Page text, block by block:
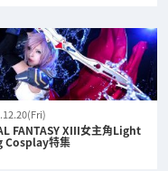
FANTASY XIII女主角Light
Cosplay特集